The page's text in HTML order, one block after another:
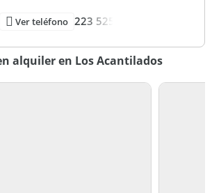
Ver teléfono 223 525
alquiler en Los Acantilados